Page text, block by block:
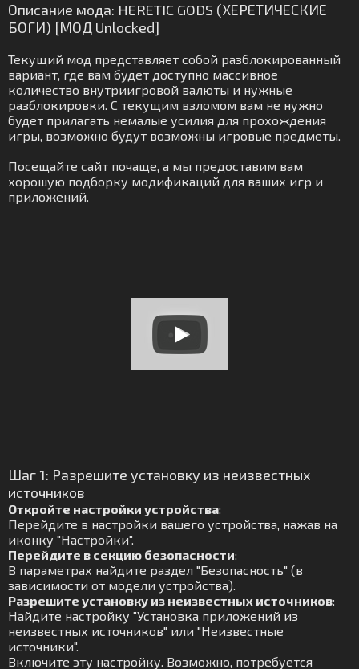
Описание мода: HERETIC GODS (ХЕРЕТИЧЕСКИЕ
БОГИ) [МОД Unlocked]
Текущий мод представляет собой разблокированный
вариант, где вам будет доступно массивное
количество внутриигровой валюты и нужные
разблокировки. С текущим взломом вам не нужно
будет прилагать немалые усилия для прохождения
игры, возможно будут возможны игровые предметы.
Посещайте сайт почаще, а мы предоставим вам
хорошую подборку модификаций для ваших игр и
приложений.
Шаг 1: Разрешите установку из неизвестных
источников
Откройте настройки устройства:
Перейдите в настройки вашего устройства, нажав на
иконку "Настройки".
Перейдите в секцию безопасности:
В параметрах найдите раздел "Безопасность" (в
зависимости от модели устройства).
Разрешите установку из неизвестных источников:
Найдите настройку "Установка приложений из
неизвестных источников" или "Неизвестные
источники".
Включите эту настройку. Возможно, потребуется